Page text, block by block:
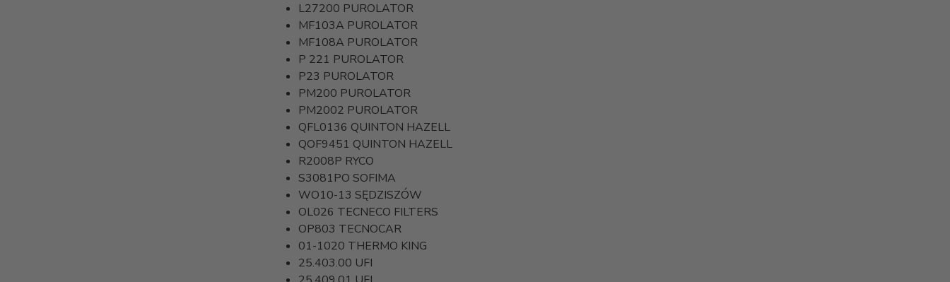
L27200 PUROLATOR
MF103A PUROLATOR
MF108A PUROLATOR
P 221 PUROLATOR
P23 PUROLATOR
PM200 PUROLATOR
PM2002 PUROLATOR
QFL0136 QUINTON HAZELL
QOF9451 QUINTON HAZELL
R2008P RYCO
S3081PO SOFIMA
WO10-13 SĘDZISZÓW
OL026 TECNECO FILTERS
OP803 TECNOCAR
01-1020 THERMO KING
25.403.00 UFI